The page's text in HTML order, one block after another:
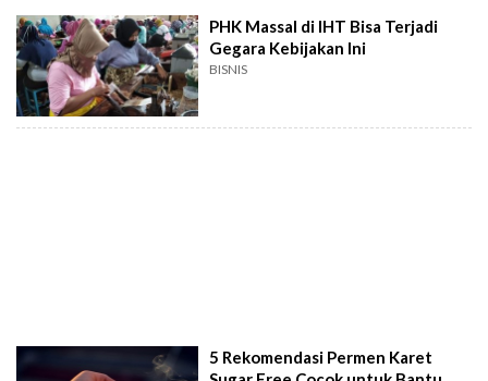
PHK Massal di IHT Bisa Terjadi
Gegara Kebijakan Ini
BISNIS
5 Rekomendasi Permen Karet